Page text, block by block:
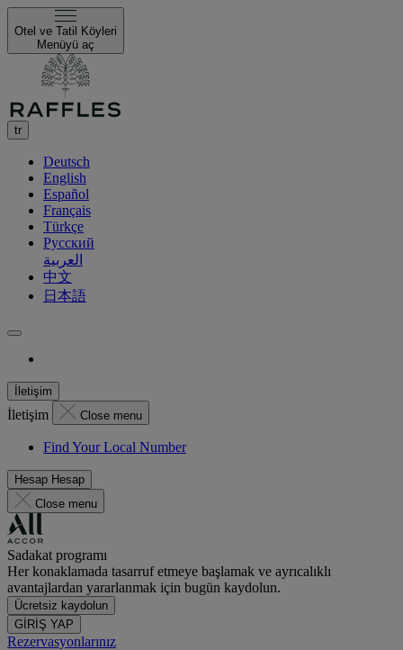
Otel ve Tatil Köyleri
Menüyü aç
tr
Deutsch
English
Español
Français
Türkçe
Русский
العربية
中文
日本語
İletişim
İletişim Close menu
Find Your Local Number
Hesap Hesap
Close menu
Sadakat programı
Her konaklamada tasarruf etmeye başlamak ve ayrıcalıklı
avantajlardan yararlanmak için bugün kaydolun.
Ücretsiz kaydolun
GİRİŞ YAP
Rezervasyonlarınız